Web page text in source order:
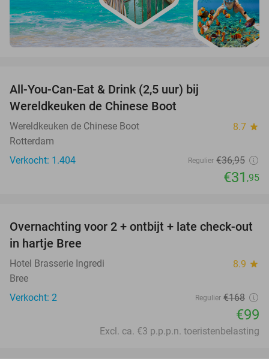
All-You-Can-Eat & Drink (2,5 uur) bij
Wereldkeuken de Chinese Boot
Wereldkeuken de Chinese Boot 8.7 star
Rotterdam
Verkocht: 1.404
Regulier €36,95
€31 ,95
41%
TODAY
Overnachting voor 2 + ontbijt + late check-out
in hartje Bree
Hotel Brasserie Ingredi 8.9 star
Bree
Verkocht: 2
Regulier €168
€99
Excl. ca. €3 p.p.p.n. toeristenbelasting